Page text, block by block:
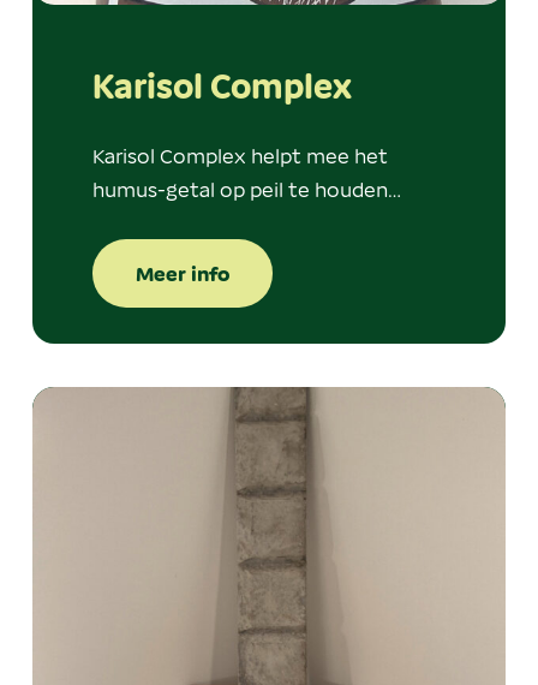
Karisol Complex
Karisol Complex helpt mee het
humus-getal op peil te houden…
Meer info